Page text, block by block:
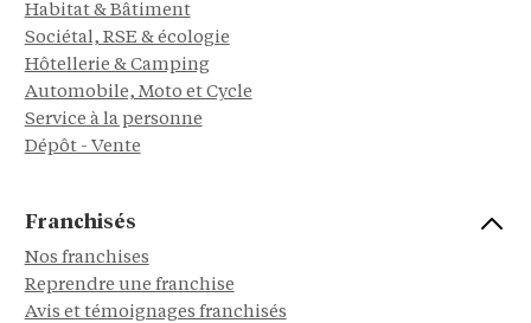
Habitat & Bâtiment
Sociétal, RSE & écologie
Hôtellerie & Camping
Automobile, Moto et Cycle
Service à la personne
Dépôt - Vente
Franchisés
Nos franchises
Reprendre une franchise
Avis et témoignages franchisés